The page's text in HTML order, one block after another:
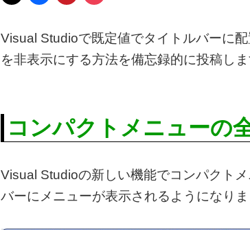
Visual Studioで既定値でタイトルバーに
を非表示にする方法を備忘録的に投稿しま
コンパクトメニューの
Visual Studioの新しい機能でコンパクト
バーにメニューが表示されるようになりま